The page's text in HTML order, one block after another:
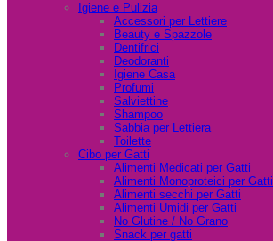
Igiene e Pulizia
Accessori per Lettiere
Beauty e Spazzole
Dentifrici
Deodoranti
Igiene Casa
Profumi
Salviettine
Shampoo
Sabbia per Lettiera
Toilette
Cibo per Gatti
Alimenti Medicati per Gatti
Alimenti Monoproteici per Gatti
Alimenti secchi per Gatti
Alimenti Umidi per Gatti
No Glutine / No Grano
Snack per gatti